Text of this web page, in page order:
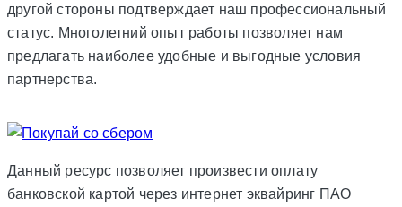
другой стороны подтверждает наш профессиональный
статус. Многолетний опыт работы позволяет нам
предлагать наиболее удобные и выгодные условия
партнерства.
Данный ресурс позволяет произвести оплату
банковской картой через интернет эквайринг ПАО